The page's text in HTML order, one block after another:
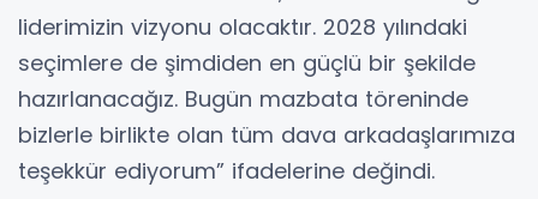
liderimizin vizyonu olacaktır. 2028 yılındaki
seçimlere de şimdiden en güçlü bir şekilde
hazırlanacağız. Bugün mazbata töreninde
bizlerle birlikte olan tüm dava arkadaşlarımıza
teşekkür ediyorum” ifadelerine değindi.